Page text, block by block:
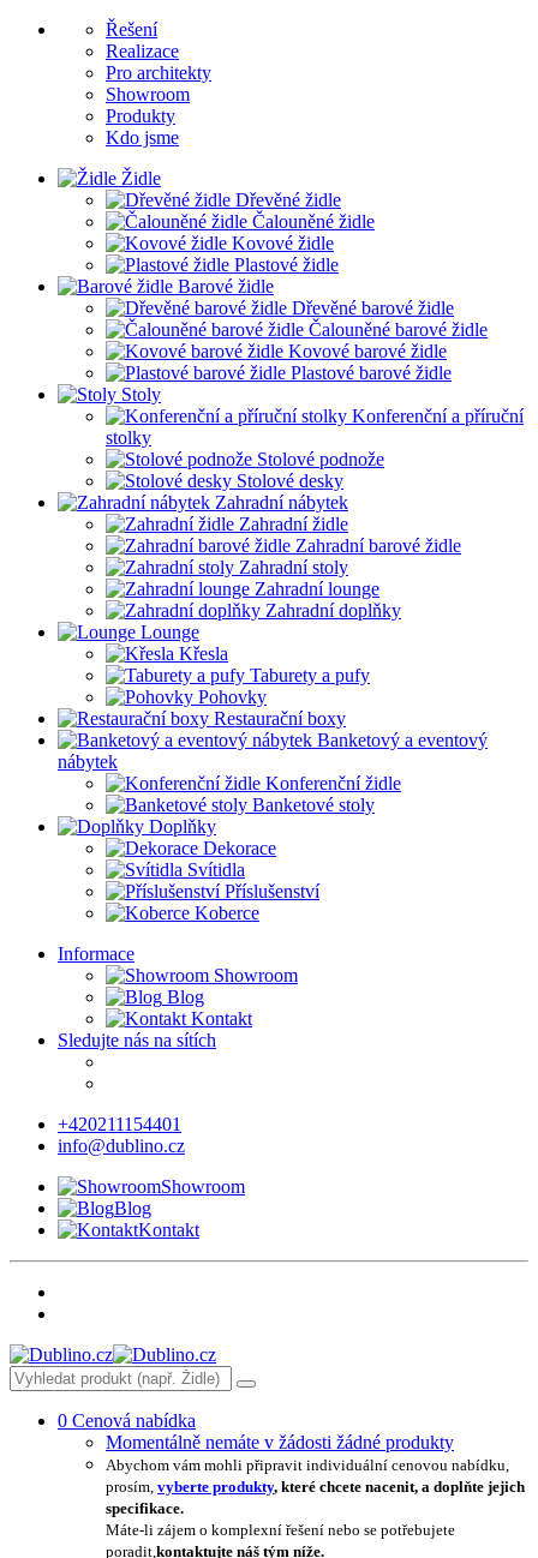
Řešení
Realizace
Pro architekty
Showroom
Produkty
Kdo jsme
Židle
Dřevěné židle
Čalouněné židle
Kovové židle
Plastové židle
Barové židle
Dřevěné barové židle
Čalouněné barové židle
Kovové barové židle
Plastové barové židle
Stoly
Konferenční a příruční
stolky
Stolové podnože
Stolové desky
Zahradní nábytek
Zahradní židle
Zahradní barové židle
Zahradní stoly
Zahradní lounge
Zahradní doplňky
Lounge
Křesla
Taburety a pufy
Pohovky
Restaurační boxy
Banketový a eventový
nábytek
Konferenční židle
Banketové stoly
Doplňky
Dekorace
Svítidla
Příslušenství
Koberce
Informace
Showroom
Blog
Kontakt
Sledujte nás na sítích
+420211154401
info@dublino.cz
Showroom
Blog
Kontakt
0 Cenová nabídka
Momentálně nemáte v žádosti žádné produkty
Abychom vám mohli připravit individuální cenovou nabídku,
prosím, vyberte produkty, které chcete nacenit, a doplňte jejich
specifikace.
Máte-li zájem o komplexní řešení nebo se potřebujete
poradit,kontaktujte náš tým níže.